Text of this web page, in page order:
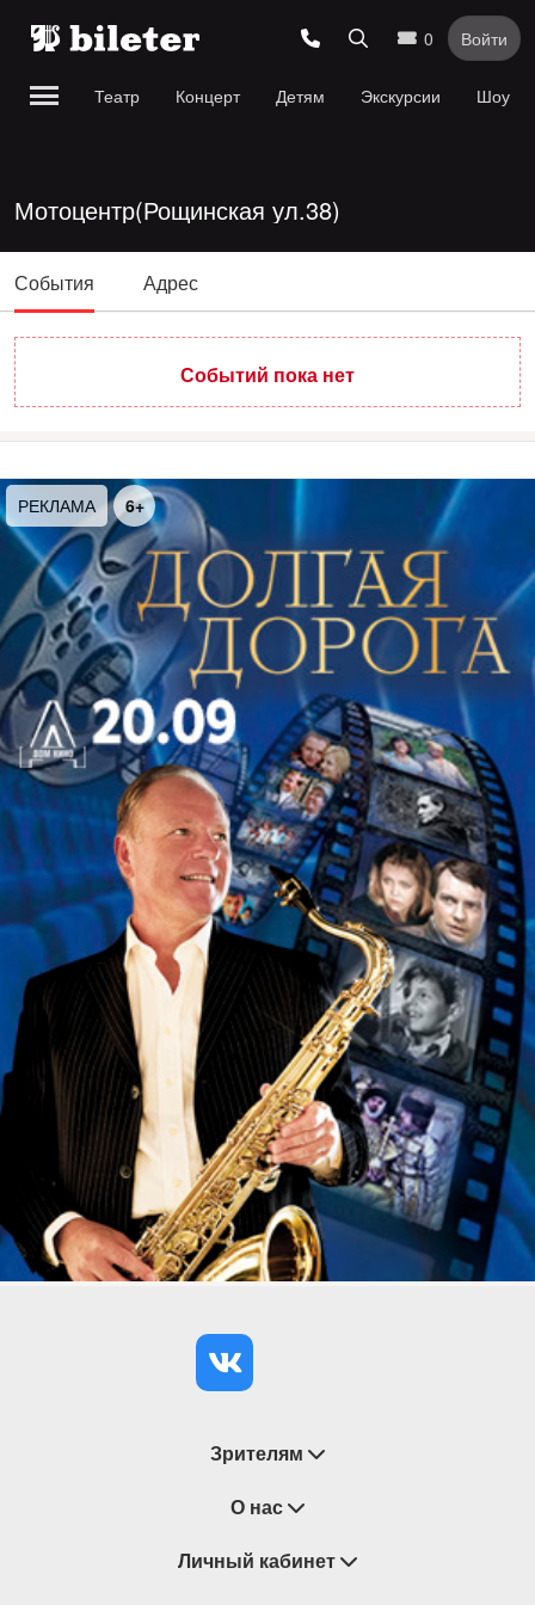
0 Войти
Театр Концерт Детям Экскурсии Шоу
Мотоцентр(Рощинская ул.38)
События Адрес
Событий пока нет
РЕКЛАМА 6+
Зрителям
Восстановление билетов
Замена / Отмена / Перенос мероприятий
О нас
О компании
Личный кабинет